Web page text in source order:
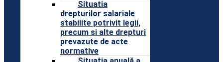
Situatia
drepturilor salariale
stabilite potrivit legii,
precum si alte drepturi
prevazute de acte
normative